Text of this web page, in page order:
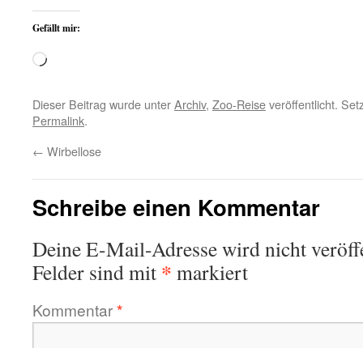
Gefällt mir:
Wird
Dieser Beitrag wurde unterArchiv, Zoo-Reiseveröffentlicht.
Permalink.
← Wirbellose
Schreibe einen Kommentar
Deine E-Mail-Adresse wird nicht
Felder sind mit * markiert
Kommentar*